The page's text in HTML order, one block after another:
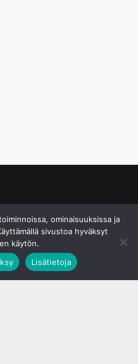
ominaisuuksissa ja
sivustoa hyväksyt
käytön.
Lisätietoja